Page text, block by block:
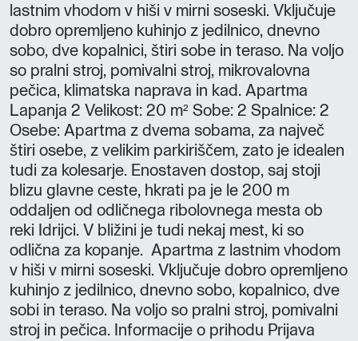
lastnim vhodom v hiši v mirni soseski. Vključuje
dobro opremljeno kuhinjo z jedilnico, dnevno
sobo, dve kopalnici, štiri sobe in teraso. Na voljo
so pralni stroj, pomivalni stroj, mikrovalovna
pečica, klimatska naprava in kad. Apartma
Lapanja 2 Velikost: 20 m² Sobe: 2 Spalnice: 2
Osebe: Apartma z dvema sobama, za največ
štiri osebe, z velikim parkiriščem, zato je idealen
tudi za kolesarje. Enostaven dostop, saj stoji
blizu glavne ceste, hkrati pa je le 200 m
oddaljen od odličnega ribolovnega mesta ob
reki Idrijci. V bližini je tudi nekaj mest, ki so
odlična za kopanje. Apartma z lastnim vhodom
v hiši v mirni soseski. Vključuje dobro opremljeno
kuhinjo z jedilnico, dnevno sobo, kopalnico, dve
sobi in teraso. Na voljo so pralni stroj, pomivalni
stroj in pečica. Informacije o prihodu Prijava